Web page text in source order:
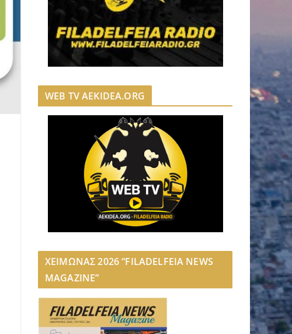
WEB TV AEKIDEA.ORG
ΧΕΙΜΩΝΑΣ 2026 “FILADELFEIA NEWS
MAGAZINE”